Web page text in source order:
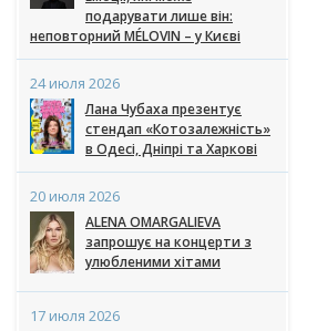
подарувати лише він:
неповторний MÉLOVIN – у Києві
24 июля 2026
Лана Чубаха презентує
стендап «Котозалежність»
в Одесі, Дніпрі та Харкові
20 июля 2026
ALENA OMARGALIEVA
запрошує на концерти з
улюбленими хітами
17 июля 2026